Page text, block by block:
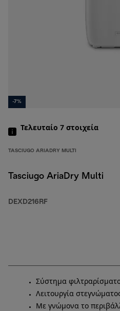
-7%
Τελευταίο 7 στοιχεία
TASCIUGO ARIADRY MULTI
Tasciugo AriaDry Multi
DEXD216RF
Σύστημα
Λειτουργία
Με γνώμονα το